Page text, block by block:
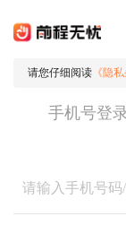
请您仔细阅读 《隐
手机号登